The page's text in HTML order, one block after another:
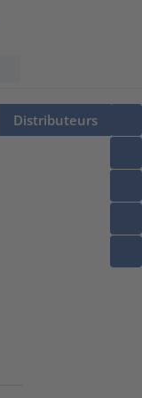
Distributeurs